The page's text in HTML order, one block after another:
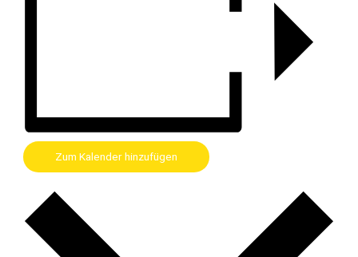
Zum Kalender hinzufügen